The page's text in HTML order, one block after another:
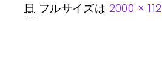
日 フルサイズは 2000 ×